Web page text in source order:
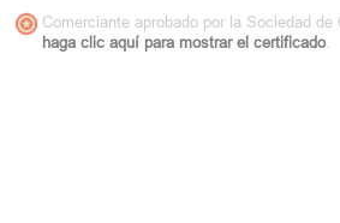
Comerciante aprobado por la Sociedad de
haga clic aquí para mostrar el certificado.